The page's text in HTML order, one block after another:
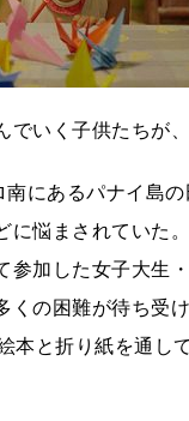
でいく子供たちが
にあるパナイ島
に悩まされていた
参加した女子大生
くの困難が待ち受
本と折り紙を通し